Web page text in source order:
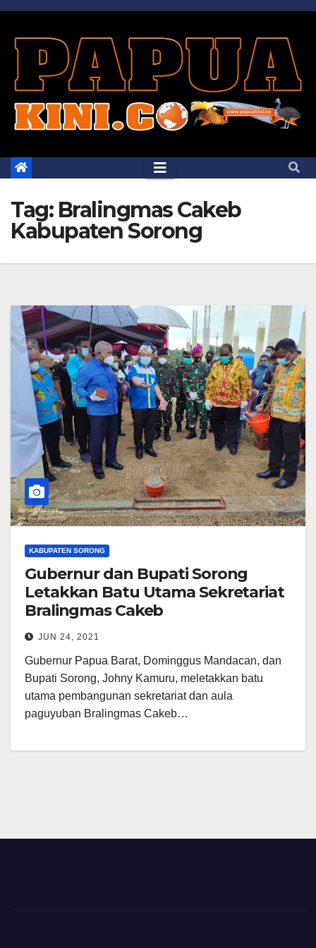
Skip
content
Tag: Bralingmas Cakeb
Kabupaten Sorong
KABUPATEN SORONG
Gubernur dan Bupati Sorong
Letakkan Batu Utama Sekretariat
Bralingmas Cakeb
JUN 24, 2021
Gubernur Papua Barat, Dominggus Mandacan, dan
Bupati Sorong, Johny Kamuru, meletakkan batu
utama pembangunan sekretariat dan aula
paguyuban Bralingmas Cakeb…